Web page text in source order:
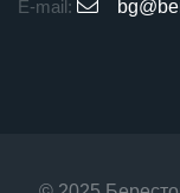
E-mail: